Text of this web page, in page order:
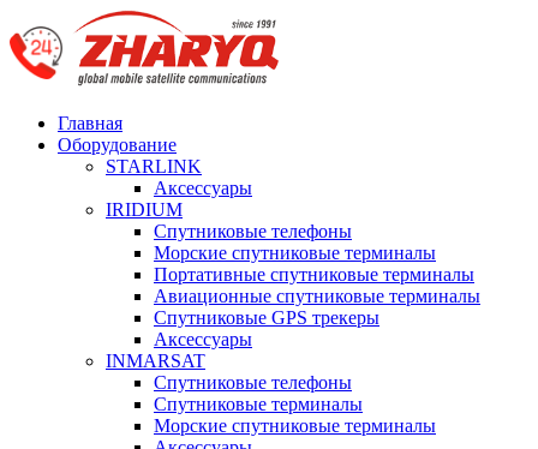
Главная
Оборудование
STARLINK
Аксессуары
IRIDIUM
Спутниковые телефоны
Морские спутниковые терминалы
Портативные спутниковые терминалы
Авиационные спутниковые терминалы
Спутниковые GPS трекеры
Аксессуары
INMARSAT
Спутниковые телефоны
Спутниковые терминалы
Морские спутниковые терминалы